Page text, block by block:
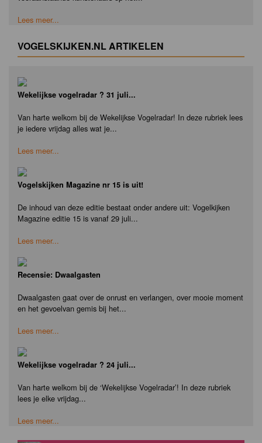
Lees meer...
VOGELSKIJKEN.NL ARTIKELEN
Wekelijkse vogelradar ? 31 juli...
Van harte welkom bij de Wekelijkse Vogelradar! In deze rubriek lees
je iedere vrijdag alles wat je...
Lees meer...
Vogelskijken Magazine nr 15 is uit!
De inhoud van deze editie bestaat onder andere uit: Vogelkijken
Magazine editie 15 is vanaf 29 juli...
Lees meer...
Recensie: Dwaalgasten
Dwaalgasten gaat over de onrust en verlangen, over mooie moment
en het gevoelvan gemis bij het...
Lees meer...
Wekelijkse vogelradar ? 24 juli...
Van harte welkom bij de ‘Wekelijkse Vogelradar’! In deze rubriek
lees je elke vrijdag...
Lees meer...